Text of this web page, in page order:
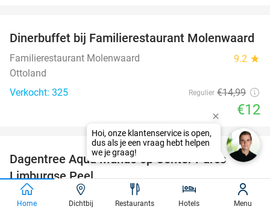
20%
Dinerbuffet bij Familierestaurant Molenwaard
Familierestaurant Molenwaard 9.2 star
Ottoland
Verkocht: 325
Regulier €14,99
€12
33%
favorite_border
Dagentree Aqua Mundo op Center Parcs
Limburgse Peel
Aqua Mundo Limburgse Peel
Home Dichtbij Restaurants Hotels Menu